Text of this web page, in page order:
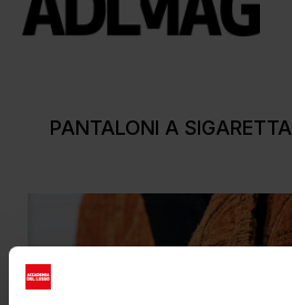
PANTALONI A SIGARETTA